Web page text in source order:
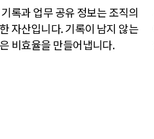
록과 업무 공유 정보는 조직의
자산입니다. 기록이 남지 않는
비효율을 만들어냅니다.